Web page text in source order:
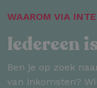
WAAROM VIA
Iedereen
Ben je op zoek
van inkomsten?